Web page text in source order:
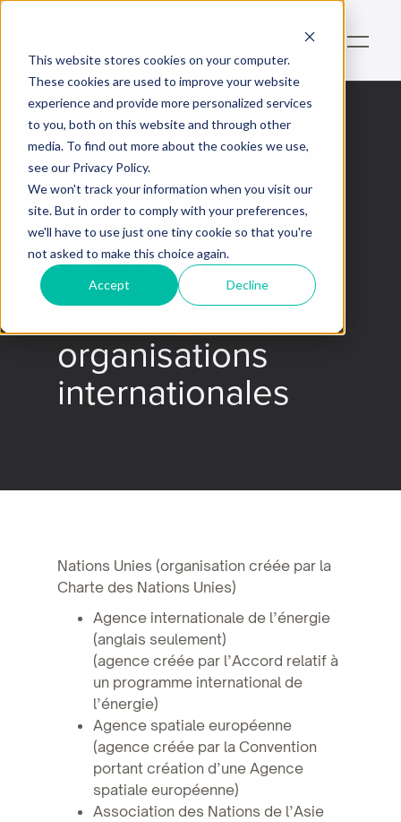
This website stores cookies on your computer.
These cookies are used to improve your website
experience and provide more personalized services
to you, both on this website and through other
media. To find out more about the cookies we use,
see our Privacy Policy.
We won't track your information when you visit our
site. But in order to comply with your preferences,
we'll have to use just one tiny cookie so that you're
not asked to make this choice again.
Accept Decline
Organisations
internationales et
d’institutions
créées par des
organisations
internationales
Nations Unies (organisation créée par la
Charte des Nations Unies)
Agence internationale de l’énergie
(anglais seulement)
(agence créée par l’Accord relatif à
un programme international de
l’énergie)
Agence spatiale européenne
(agence créée par la Convention
portant création d’une Agence
spatiale européenne)
Association des Nations de l’Asie